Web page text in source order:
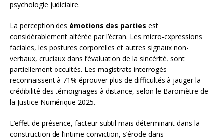
psychologie judiciaire.
La perception des émotions des parties est
considérablement altérée par l’écran. Les micro-expressions
faciales, les postures corporelles et autres signaux non-
verbaux, cruciaux dans l’évaluation de la sincérité, sont
partiellement occultés. Les magistrats interrogés
reconnaissent à 71% éprouver plus de difficultés à jauger la
crédibilité des témoignages à distance, selon le Baromètre de
la Justice Numérique 2025.
L’effet de présence, facteur subtil mais déterminant dans la
construction de l’intime conviction, s’érode dans